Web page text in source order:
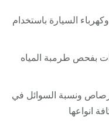
السيارة باستخدام
بفحص طرمبة المياه
ونسبة السوائل في
انواعها